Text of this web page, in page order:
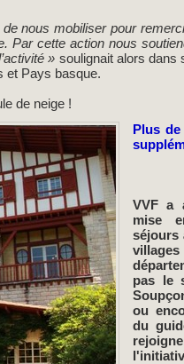
nous mobiliser pour
Par cette action nous
» soulignait alors dans
et Pays basque.
de neige !
Plus
VVF a
mise
séjours
pas le
ou
du